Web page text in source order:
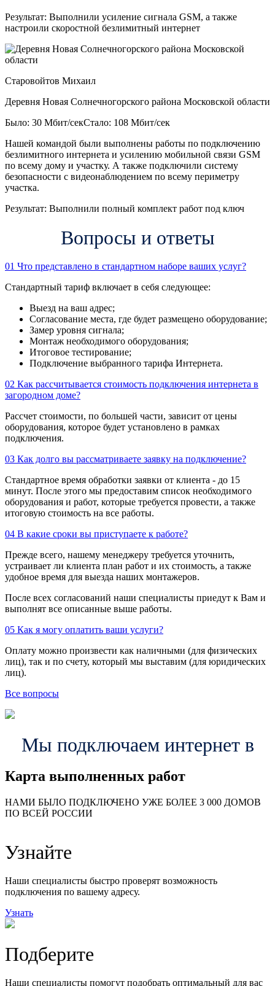
Результат: Выполнили усиление сигнала GSM, а также
настроили скоростной безлимитный интернет
Старовойтов Михаил
Деревня Новая Солнечногорского района Московской области
Было: 30 Мбит/секСтало: 108 Мбит/сек
Нашей командой были выполнены работы по подключению
безлимитного интернета и усилению мобильной связи GSM
по всему дому и участку. А также подключили систему
безопасности с видеонаблюдением по всему периметру
участка.
Результат: Выполнили полный комплект работ под ключ
Вопросы и ответы
01 Что представлено в стандартном наборе ваших услуг?
Стандартный тариф включает в себя следующее:
Выезд на ваш адрес;
Согласование места, где будет размещено оборудование;
Замер уровня сигнала;
Монтаж необходимого оборудования;
Итоговое тестирование;
Подключение выбранного тарифа Интернета.
02 Как рассчитывается стоимость подключения интернета в
загородном доме?
Рассчет стоимости, по большей части, зависит от цены
оборудования, которое будет установлено в рамках
подключения.
03 Как долго вы рассматриваете заявку на подключение?
Стандартное время обработки заявки от клиента - до 15
минут. После этого мы предоставим список необходимого
оборудования и работ, которые требуется провести, а также
итоговую стоимость на все работы.
04 В какие сроки вы приступаете к работе?
Прежде всего, нашему менеджеру требуется уточнить,
устраивает ли клиента план работ и их стоимость, а также
удобное время для выезда наших монтажеров.
После всех согласований наши специалисты приедут к Вам и
выполнят все описанные выше работы.
05 Как я могу оплатить ваши услуги?
Оплату можно произвести как наличными (для физических
лиц), так и по счету, который мы выставим (для юридических
лиц).
Все вопросы
Мы подключаем интернет в
Карта выполненных работ
НАМИ БЫЛО ПОДКЛЮЧЕНО УЖЕ БОЛЕЕ 3 000 ДОМОВ
ПО ВСЕЙ РОССИИ
57
29
99
48
Узнайте
Наши специалисты быстро проверят возможность
подключения по вашему адресу.
Узнать
Подберите
Наши специалисты помогут подобрать оптимальный для вас